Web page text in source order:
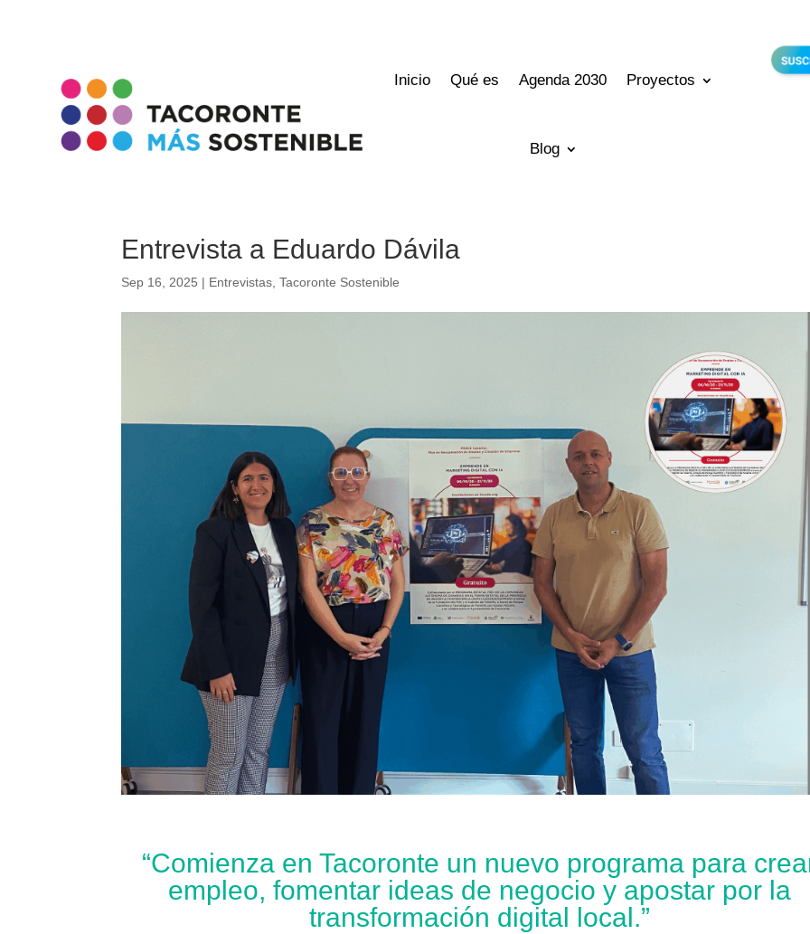
Inicio Qué es Agenda 2030 Proyectos
Blog
Entrevista a Eduardo Dávila
Sep 16, 2025 | Entrevistas ,Tacoronte Sostenible
“Comienza en Tacoronte un nuevo programa para
empleo, fomentar ideas de negocio y apostar por la
transformación digital local.”